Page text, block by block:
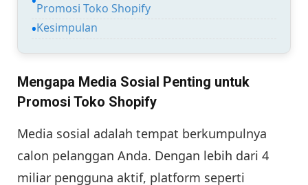
Promosi Toko Shopify
Kesimpulan
Mengapa Media Sosial Penting untuk
Promosi Toko Shopify
Media sosial adalah tempat berkumpulnya
calon pelanggan Anda. Dengan lebih dari 4
miliar pengguna aktif, platform seperti